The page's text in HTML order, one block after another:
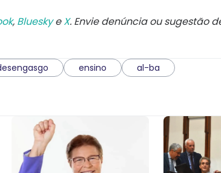
, BlueskyeX. Envie denúncia ou sugestão
ensino al-ba